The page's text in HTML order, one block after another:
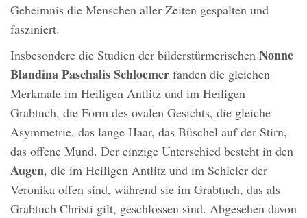
Geheimnis die Menschen aller Zeiten gespalten und
fasziniert.
Insbesondere die Studien der bilderstürmerischen Nonne
Blandina Paschalis Schloemer fanden die gleichen
Merkmale im Heiligen Antlitz und im Heiligen
Grabtuch, die Form des ovalen Gesichts, die gleiche
Asymmetrie, das lange Haar, das Büschel auf der Stirn,
das offene Mund. Der einzige Unterschied besteht in den
Augen, die im Heiligen Antlitz und im Schleier der
Veronika offen sind, während sie im Grabtuch, das als
Grabtuch Christi gilt, geschlossen sind. Abgesehen davon